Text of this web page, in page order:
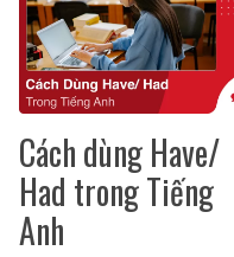
Cách dùng Have/
Had trong Tiếng
Anh